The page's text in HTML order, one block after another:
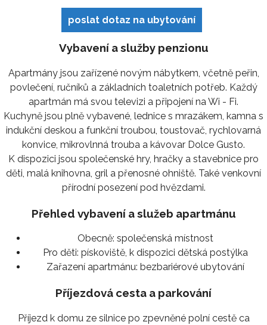
poslat dotaz na ubytování
Vybavení a služby penzionu
Apartmány jsou zařízené novým nábytkem, včetně peřin,
povlečení, ručníků a základních toaletních potřeb. Každý
apartmán má svou televizi a připojení na Wi - Fi.
Kuchyně jsou plně vybavené, lednice s mrazákem, kamna s
indukční deskou a funkční troubou, toustovač, rychlovarná
konvice, mikrovlnná trouba a kávovar Dolce Gusto.
K dispozici jsou společenské hry, hračky a stavebnice pro
děti, malá knihovna, gril a přenosné ohniště. Také venkovní
přírodní posezení pod hvězdami.
Přehled vybavení a služeb apartmánu
Obecně: společenská místnost
Pro děti: pískoviště, k dispozici dětská postýlka
Zařazení apartmánu: bezbariérové ubytování
Příjezdová cesta a parkování
Příjezd k domu ze silnice po zpevněné polní cestě ca